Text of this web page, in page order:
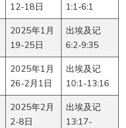
12-18日
1:1-6:1
2025年1月
19-25日
出埃及记
6:2-9:35
2025年1月
26-2月1日
出埃及记
10:1-13:16
2025年2月
2-8日
出埃及记
13:17-